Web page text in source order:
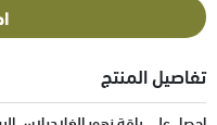
تفاصيل المنتج